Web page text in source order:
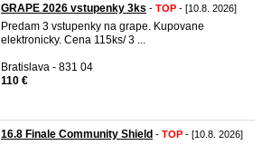
GRAPE 2026 vstupenky 3ks - TOP - [10.8. 2026]
Predam 3 vstupenky na grape. Kupovane
elektronicky. Cena 115ks/ 3 ...
Bratislava - 831 04
110 €
16.8 Finale Community Shield - TOP - [10.8. 2026]